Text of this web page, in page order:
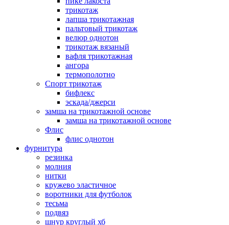
трикотаж
лапша трикотажная
пальтовый трикотаж
велюр однотон
трикотаж вязаный
вафля трикотажная
ангора
термополотно
Спорт трикотаж
бифлекс
эскада/джерси
замша на трикотажной основе
замша на трикотажной основе
Флис
флис однотон
фурнитура
резинка
молния
нитки
кружево эластичное
воротники для футболок
тесьма
подвяз
шнур круглый хб